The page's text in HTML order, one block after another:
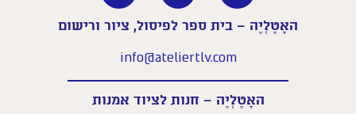
האָטֶלְיֶה – בית ספר לפיסול, ציור ורישום
info@ateliertlv.com
האָטֶלְיֶה – חנות לציוד אמנות